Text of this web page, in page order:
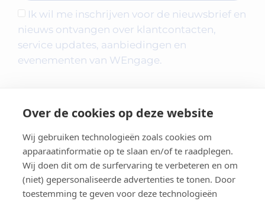
Over de cookies op deze website
Wij gebruiken technologieën zoals cookies om
apparaatinformatie op te slaan en/of te raadplegen.
Wij doen dit om de surfervaring te verbeteren en om
(niet) gepersonaliseerde advertenties te tonen. Door
toestemming te geven voor deze technologieën
Ik wil me inschrijven voor de nieuwsbrief en
nieuws ontvangen over klantcontacten,
service updates, aanbiedingen en
evenementen van WEngage.